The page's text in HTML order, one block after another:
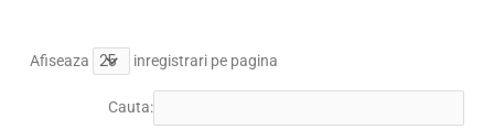
Afiseaza inregistrari pe pagina
Cauta: